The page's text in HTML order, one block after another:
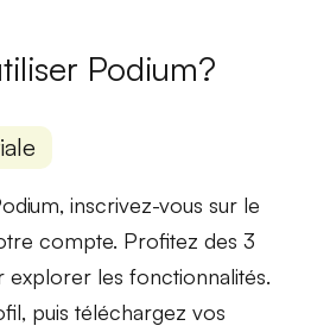
Podium?
inscrivez-vous sur le
compte. Profitez des3
explorer les fonctionnalités.
, puis téléchargez vos